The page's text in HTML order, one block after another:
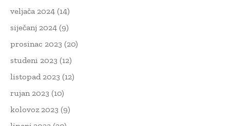
veljača 2024 (14)
siječanj 2024 (9)
prosinac 2023 (20)
studeni 2023 (12)
listopad 2023 (12)
rujan 2023 (10)
kolovoz 2023 (9)